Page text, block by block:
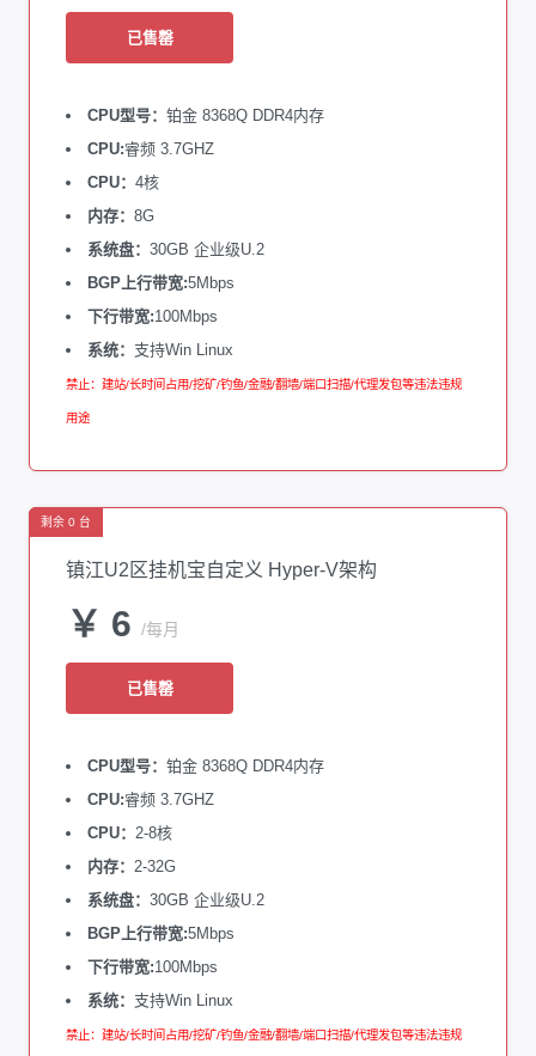
已售罄
CPU型号： 铂金 8368Q DDR4内存
CPU:睿频 3.7GHZ
CPU： 4核
内存： 8G
系统盘： 30GB 企业级U.2
BGP上行带宽:5Mbps
下行带宽:100Mbps
系统： 支持Win Linux
禁止：建站/长时间占用/挖矿/钓鱼/金融/翻墙/端口扫描/代理发包等违法违规
用途
剩余 0 台
镇江U2区挂机宝自定义 Hyper-V架构
￥ 6 /每月
已售罄
CPU型号： 铂金 8368Q DDR4内存
CPU:睿频 3.7GHZ
CPU： 2-8核
内存： 2-32G
系统盘： 30GB 企业级U.2
BGP上行带宽:5Mbps
下行带宽:100Mbps
系统： 支持Win Linux
禁止：建站/长时间占用/挖矿/钓鱼/金融/翻墙/端口扫描/代理发包等违法违规